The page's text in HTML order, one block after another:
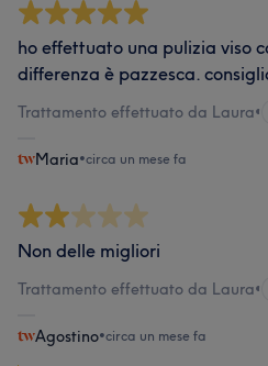
ho effettuato una pulizia viso
differenza è pazzesca.
Trattamento effettuato da Laura•
Maria•circa un mese fa
Non delle migliori
Trattamento effettuato da Laura•
Agostino•circa un mese fa